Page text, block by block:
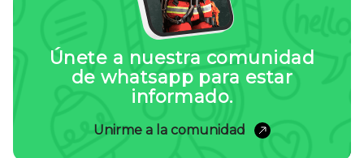
Únete a nuestra comunidad
de whatsapp para estar
informado.
Unirme a la comunidad